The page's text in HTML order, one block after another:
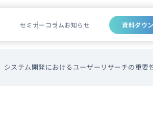
セミナー コラムお知らせ 資料ダウ
システム開発におけるユーザーリサーチの重要